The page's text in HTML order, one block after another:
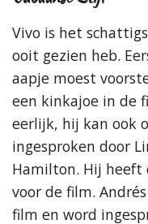
Vivo is het
ooit gezien heb.
aapje moest
een kinkajoe in de
eerlijk, hij kan ook
ingesproken door
Hamilton. Hij heeft
voor de film.
film en word